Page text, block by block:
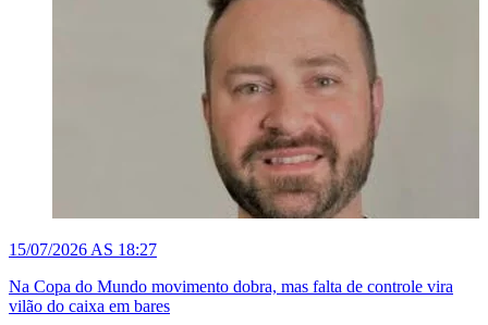
15/07/2026 AS 18:27
Na Copa do Mundo movimento dobra, mas falta de controle vira
vilão do caixa em bares